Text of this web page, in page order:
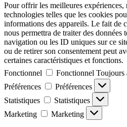
Pour offrir les meilleures expériences,
technologies telles que les cookies
informations des appareils. Le fait de
nous permettra de traiter des données
navigation ou les ID uniques sur ce
ou de retirer son consentement peut
certaines caractéristiques et fonctions.
Fonctionnel
Fonctionnel Toujours
Préférences
Préférences
Statistiques
Statistiques
Marketing
Marketing